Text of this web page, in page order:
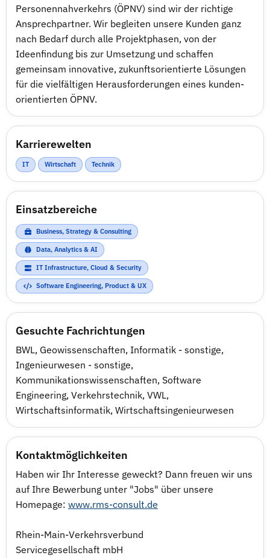
Personennahverkehrs (ÖPNV) sind wir der richtige
Ansprechpartner. Wir begleiten unsere Kunden ganz
nach Bedarf durch alle Projektphasen, von der
Ideenfindung bis zur Umsetzung und schaffen
gemeinsam innovative, zukunftsorientierte Lösungen
für die vielfältigen Herausforderungen eines kunden-
orientierten ÖPNV.
Karrierewelten
IT Wirtschaft Technik
Einsatzbereiche
Business, Strategy & Consulting
Data, Analytics & AI
IT Infrastructure, Cloud & Security
Software Engineering, Product & UX
Gesuchte Fachrichtungen
BWL, Geowissenschaften, Informatik - sonstige,
Ingenieurwesen - sonstige,
Kommunikationswissenschaften, Software
Engineering, Verkehrstechnik, VWL,
Wirtschaftsinformatik, Wirtschaftsingenieurwesen
Kontaktmöglichkeiten
Haben wir Ihr Interesse geweckt? Dann freuen wir uns
auf Ihre Bewerbung unter "Jobs" über unsere
Homepage: www.rms-consult.de
Rhein-Main-Verkehrsverbund
Servicegesellschaft mbH